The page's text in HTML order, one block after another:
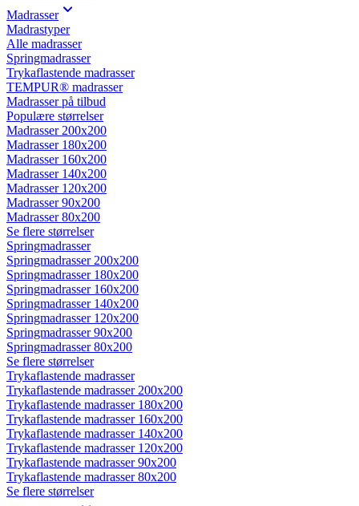
Madrasser
Madrastyper
Alle madrasser
Springmadrasser
Trykaflastende madrasser
TEMPUR® madrasser
Madrasser på tilbud
Populære størrelser
Madrasser 200x200
Madrasser 180x200
Madrasser 160x200
Madrasser 140x200
Madrasser 120x200
Madrasser 90x200
Madrasser 80x200
Se flere størrelser
Springmadrasser
Springmadrasser 200x200
Springmadrasser 180x200
Springmadrasser 160x200
Springmadrasser 140x200
Springmadrasser 120x200
Springmadrasser 90x200
Springmadrasser 80x200
Se flere størrelser
Trykaflastende madrasser
Trykaflastende madrasser 200x200
Trykaflastende madrasser 180x200
Trykaflastende madrasser 160x200
Trykaflastende madrasser 140x200
Trykaflastende madrasser 120x200
Trykaflastende madrasser 90x200
Trykaflastende madrasser 80x200
Se flere størrelser